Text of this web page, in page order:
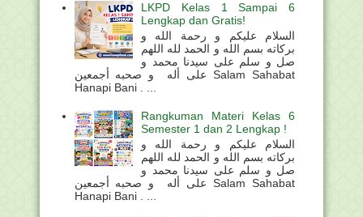
LKPD Kelas 1 Sampai 6
Lengkap dan Gratis!
السلام عليكم و رحمة الله و
بركاته بسم الله و الحمد لله اللهم
صل و سلم على سيدنا محمد و
على أله و صحبه أجمعين Salam Sahabat
Hanapi Bani . ...
Rangkuman Materi Kelas 6
Semester 1 dan 2 Lengkap !
السلام عليكم و رحمة الله و
بركاته بسم الله و الحمد لله اللهم
صل و سلم على سيدنا محمد و
على أله و صحبه أجمعين Salam Sahabat
Hanapi Bani . ...